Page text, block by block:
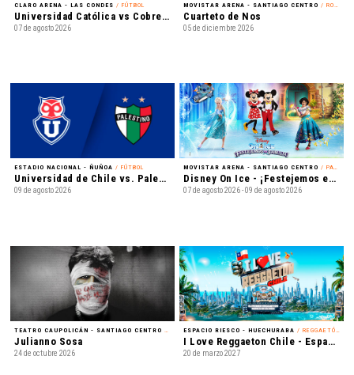
CLARO ARENA - LAS CONDES / FÚTBOL
Universidad Católica vs Cobresal - Liga de Primera Mercado Libre - Fecha 18
07 de agosto 2026
MOVISTAR ARENA - SANTIAGO CENTRO / ROCK
Cuarteto de Nos
05 de diciembre 2026
ESTADIO NACIONAL - ÑUÑOA / FÚTBOL
Universidad de Chile vs. Palestino - Liga de Primera Mercado Libre - Fecha 18
09 de agosto 2026
MOVISTAR ARENA - SANTIAGO CENTRO / PATINAJE EN HIELO
Disney On Ice - ¡Festejemos en Familia!
07 de agosto 2026 - 09 de agosto 2026
TEATRO CAUPOLICÁN - SANTIAGO CENTRO
Julianno Sosa
24 de octubre 2026
ESPACIO RIESCO - HUECHURABA / REGGAETÓN
I Love Reggaeton Chile - Espacio Riesco 2027
20 de marzo 2027